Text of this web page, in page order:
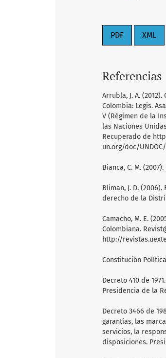
PDF XML
Referencias
Arrubla, J. A.
Colombia: Legis.
V (Régimen de la
las Naciones
Recuperado de
un.org/doc/
Bianca, C. M.
Bliman, J. D.
derecho de la
Camacho, M. E.
Colombiana.
http://
Constitución
Decreto 410 de
Presidencia de la
Decreto 3466 de
garantías, las
servicios, la
disposiciones.